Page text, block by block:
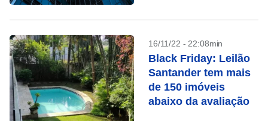
16/11/22 - 22:08min
Black Friday: Leilão
Santander tem mais
de 150 imóveis
abaixo da avaliação